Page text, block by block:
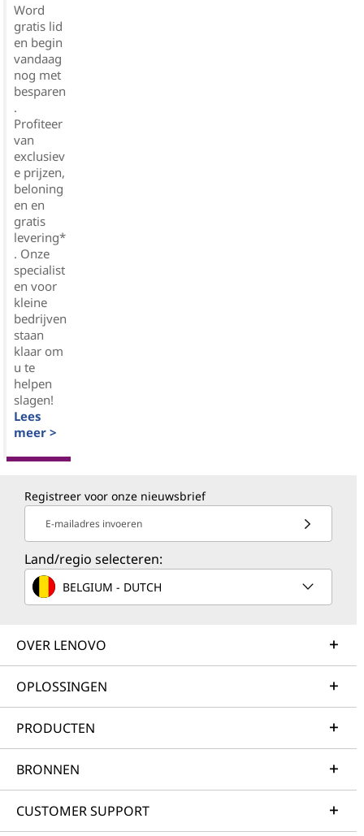
Word
gratis lid
en begin
vandaag
nog met
besparen
.
Profiteer
van
exclusiev
e prijzen,
beloning
en en
gratis
levering*
. Onze
specialist
en voor
kleine
bedrijven
staan
klaar om
u te
helpen
slagen!
Lees
meer >
Registreer voor onze nieuwsbrief
E-mailadres invoeren
Land/regio selecteren:
BELGIUM - DUTCH
OVER LENOVO
OPLOSSINGEN
PRODUCTEN
BRONNEN
CUSTOMER SUPPORT